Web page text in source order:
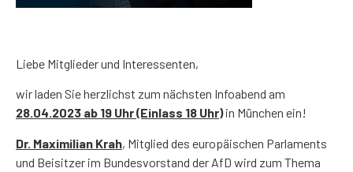
Liebe Mitglieder und Interessenten,
wir laden Sie herzlichst zum nächsten Infoabend am
28.04.2023 ab 19 Uhr (Einlass 18 Uhr)in München ein!
Dr. Maximilian Krah, Mitglied des europäischen Parlaments
und Beisitzer im Bundesvorstand der AfD wird zum Thema